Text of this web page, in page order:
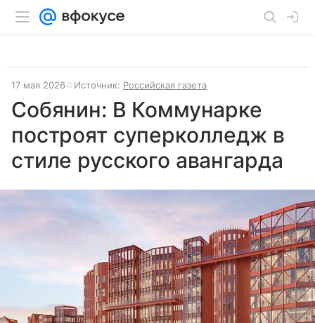
17 мая 2026 Источник: Российская газета
Собянин: В Коммунарке
построят суперколледж в
стиле русского авангарда